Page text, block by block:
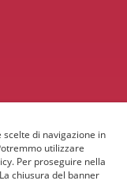
di navigazione in
utilizzare
Per proseguire nella
chiusura del banner